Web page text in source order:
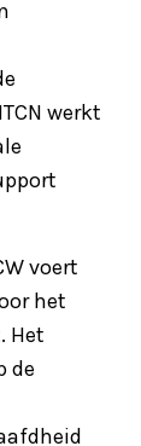
werkt
voert
het
Het
de